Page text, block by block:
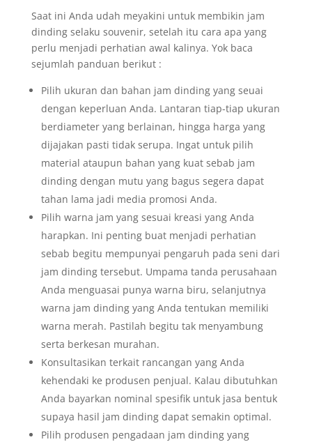
Saat ini Anda udah meyakini untuk membikin jam
dinding selaku souvenir, setelah itu cara apa yang
perlu menjadi perhatian awal kalinya. Yok baca
sejumlah panduan berikut :
Pilih ukuran dan bahan jam dinding yang seuai
dengan keperluan Anda. Lantaran tiap-tiap ukuran
berdiameter yang berlainan, hingga harga yang
dijajakan pasti tidak serupa. Ingat untuk pilih
material ataupun bahan yang kuat sebab jam
dinding dengan mutu yang bagus segera dapat
tahan lama jadi media promosi Anda.
Pilih warna jam yang sesuai kreasi yang Anda
harapkan. Ini penting buat menjadi perhatian
sebab begitu mempunyai pengaruh pada seni dari
jam dinding tersebut. Umpama tanda perusahaan
Anda menguasai punya warna biru, selanjutnya
warna jam dinding yang Anda tentukan memiliki
warna merah. Pastilah begitu tak menyambung
serta berkesan murahan.
Konsultasikan terkait rancangan yang Anda
kehendaki ke produsen penjual. Kalau dibutuhkan
Anda bayarkan nominal spesifik untuk jasa bentuk
supaya hasil jam dinding dapat semakin optimal.
Pilih produsen pengadaan jam dinding yang